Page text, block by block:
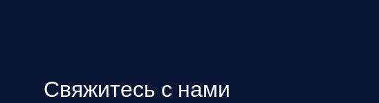
Свяжитесь с нами